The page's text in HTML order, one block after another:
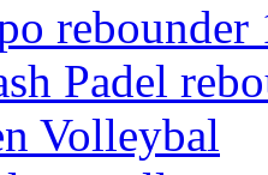
rebounder
Padel
Volleybal